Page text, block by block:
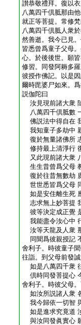
讃恭敬禮拜。復以
八萬四千倶胝那由
就正等菩提。常修
八萬四千倶胝人衆
然善逝。我今已見
皆悉曾爲童子父母
心。於後後世。願
修習。同發阿耨多
彼授作佛記。以是
爾時毘婆尸如來。
説伽陀曰
汝見現前諸大衆
八萬四千倶胝數
佛説法中得自在
我知童子多劫中
復於無量諸佛所
修持最上清淨行
又此現前諸大衆
生生昔曾爲父母
復於往昔無數劫
世世悉皆爲父母
如是安住離生死
志求無上妙菩提
彼等決定成正覺
我能盡令汝心中
汝等天龍及人衆
同聞爲彼親授記
舍利子。時彼童子
往詣。到父母前發
如是八萬四千衆
倶時同發菩提心
舍利子。時彼父母
如汝所説諸人衆
我今歸依一切智
如是進求究竟道
與汝同發眞實心